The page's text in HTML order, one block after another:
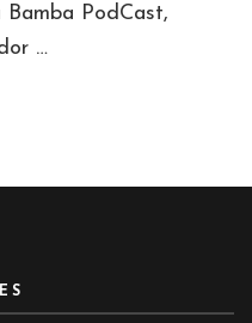
PodCast,
…